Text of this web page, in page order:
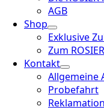
AGB
Shop
Exklusive
Zum
Kontakt
Allgemeine
Probefahrt
Reklamation